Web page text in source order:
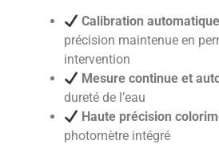
Calibration
précision maintenue en
intervention
Mesure continue et
dureté de l’eau
Haute précision
photomètre intégré